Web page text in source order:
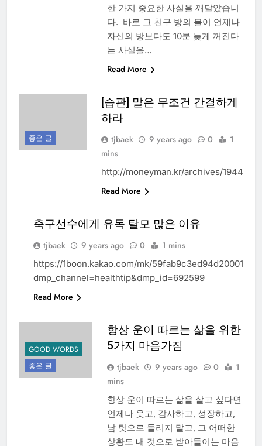
한 가지 중요한 사실을 깨달았습니
다. 바로 그 친구 방의 불이 언제나
자신의 방보다도 10분 늦게 꺼진다
는 사실을…
Read More
좋은 글
[습관] 말은 무조건 간결하게
하라
tjbaek 9 years ago 0
1
mins
http://moneyman.kr/archives/1944
Read More
건
강
축구선수에게 유독 탈모 많은 이유
tjbaek 9 years ago 0 1 mins
https://1boon.kakao.com/mk/
dmp_channel=healthtip&dmp_id=692599
Read More
GOOD WORDS
좋은 글
항상 운이 따르는 삶을 위한
5가지 마음가짐
tjbaek 9 years ago 0
1
mins
항상 운이 따르는 삶을 살고 싶다면
언제나 웃고, 감사하고, 성장하고,
남 탓으로 돌리지 말고, 그 어떠한
상황도 내 것으로 받아들이는 마음